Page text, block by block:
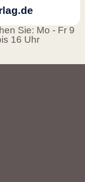
Sie: Mo - Fr 9
16 Uhr